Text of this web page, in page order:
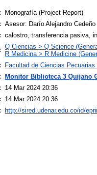
Monografía (Project Report)
Asesor: Darío Alejandro
calostro, transferencia pasiva,
Q Ciencias > Q Science
R Medicina > R Medicine
Facultad de Ciencias
Monitor Biblioteca 3 Quijano
14 Mar 2024 20:36
14 Mar 2024 20:36
http://sired.udenar.edu.co/id/